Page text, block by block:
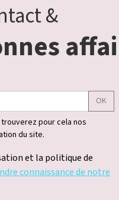
&
OK
pour cela nos
du site.
et la politique de
connaissance de notre